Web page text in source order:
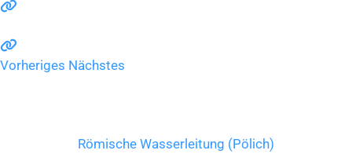
Vorheriges Nächstes
Römische Wasserleitung (Pölich)